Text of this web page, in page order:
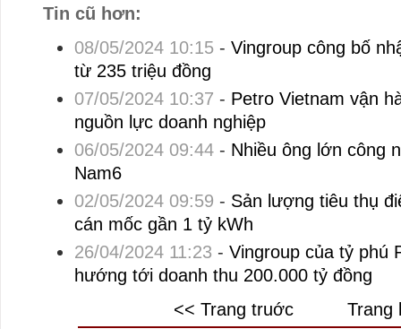
Tin cũ hơn:
08/05/2024 10:15- Vingroup công bố
từ 235 triệu đồng
07/05/2024 10:37 - Petro Vietnam vận
nguồn lực doanh nghiệp
06/05/2024 09:44- Nhiều ông lớn công
Nam6
02/05/2024 09:59 - Sản lượng tiêu thụ
cán mốc gần 1 tỷ kWh
26/04/2024 11:23 - Vingroup của tỷ phú
hướng tới doanh thu 200.000 tỷ đồng
<< Trang truớc
Trang